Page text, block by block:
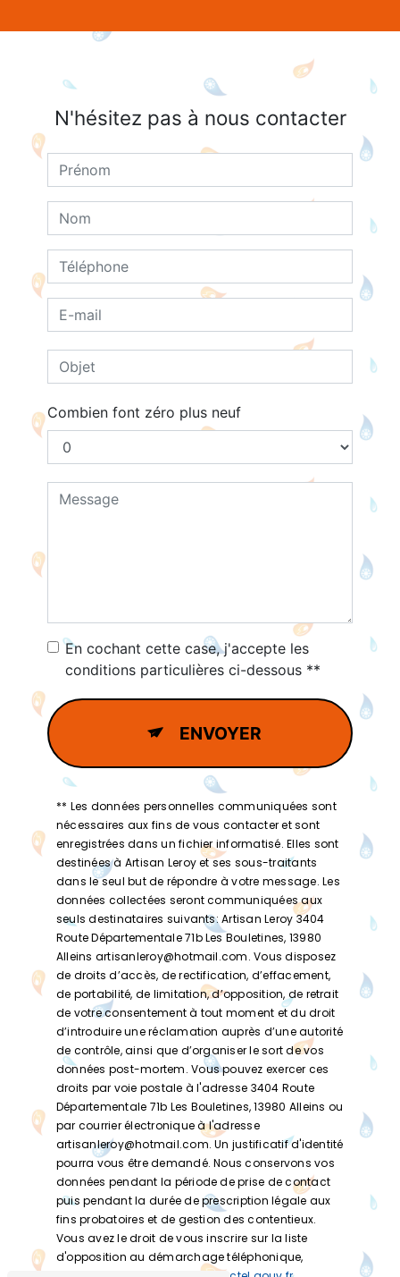
N'hésitez pas à nous contacter
Combien font zéro plus neuf
En cochant cette case, j'accepte les
conditions particulières ci-dessous **
ENVOYER
** Les données personnelles communiquées sont
nécessaires aux fins de vous contacter et sont
enregistrées dans un fichier informatisé. Elles sont
destinées à Artisan Leroy et ses sous-traitants
dans le seul but de répondre à votre message. Les
données collectées seront communiquées aux
seuls destinataires suivants: Artisan Leroy 3404
Route Départementale 71b Les Bouletines, 13980
Alleins artisanleroy@hotmail.com. Vous disposez
de droits d’accès, de rectification, d’effacement,
de portabilité, de limitation, d’opposition, de retrait
de votre consentement à tout moment et du droit
d’introduire une réclamation auprès d’une autorité
de contrôle, ainsi que d’organiser le sort de vos
données post-mortem. Vous pouvez exercer ces
droits par voie postale à l'adresse 3404 Route
Départementale 71b Les Bouletines, 13980 Alleins ou
par courrier électronique à l'adresse
artisanleroy@hotmail.com. Un justificatif d'identité
pourra vous être demandé. Nous conservons vos
données pendant la période de prise de contact
puis pendant la durée de prescription légale aux
fins probatoires et de gestion des contentieux.
Vous avez le droit de vous inscrire sur la liste
d'opposition au démarchage téléphonique,